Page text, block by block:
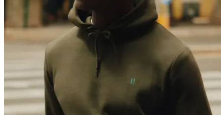
Trending now
Polo
T-Shirts
Shorts